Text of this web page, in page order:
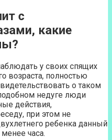
с
какие
у своих спящих
возраста, полностью
о таком
недуге люди
действия,
при этом не
ребенка данный
часа.